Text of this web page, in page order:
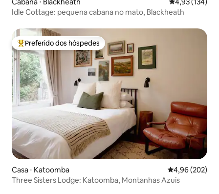
Cabana ⋅ Blackheath 4,93 de uma
4,93 (134)
Idle Cottage: pequena cabana no mato, Blackheath
Entre os melhores preferidos dos hóspedes
Preferido dos hóspedes
Casa ⋅ Katoomba 4,96 de uma
4,96 (202)
Three Sisters Lodge: Katoomba, Montanhas Azuis